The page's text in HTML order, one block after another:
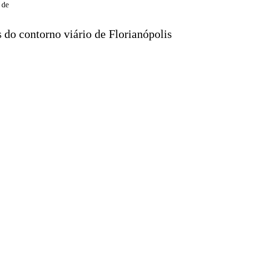
do contorno viário de Florianópolis